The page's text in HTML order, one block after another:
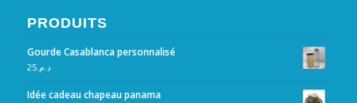
PRODUITS
Gourde Casablanca personnalisé
د.م.25
Idée cadeau chapeau panama